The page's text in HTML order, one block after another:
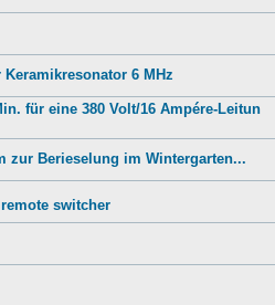
6 MHz
für eine 380 Volt/16 Ampére-Leitun
zur Berieselung im Wintergarten...
switcher